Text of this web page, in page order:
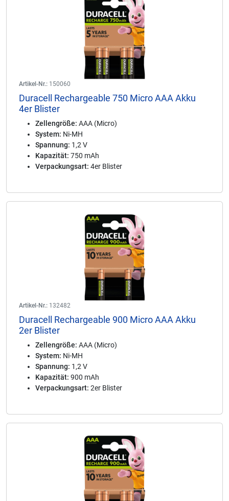
Artikel-Nr.: 150060
Duracell Rechargeable 750 Micro AAA Akku
4er Blister
Zellengröße: AAA (Micro)
System: Ni-MH
Spannung: 1,2 V
Kapazität: 750 mAh
Verpackungsart: 4er Blister
Artikel-Nr.: 132482
Duracell Rechargeable 900 Micro AAA Akku
2er Blister
Zellengröße: AAA (Micro)
System: Ni-MH
Spannung: 1,2 V
Kapazität: 900 mAh
Verpackungsart: 2er Blister